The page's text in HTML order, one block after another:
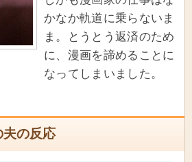
かなか軌道に乗らないま
ま。とうとう返済のため
に、漫画を諦めることに
なってしまいました。
の反応